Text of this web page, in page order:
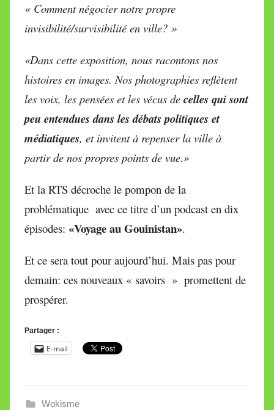
« Comment négocier notre propre
invisibilité/survisibilité en ville? »
«Dans cette exposition, nous racontons nos
histoires en images. Nos photographies reflètent
les voix, les pensées et les vécus de celles qui sont
peu entendues dans les débats politiques et
médiatiques, et invitent à repenser la ville à
partir de nos propres points de vue.»
Et la RTS décroche le pompon de la
problématique avec ce titre d’un podcast en dix
épisodes: «Voyage au Gouinistan».
Et ce sera tout pour aujourd’hui. Mais pas pour
demain: ces nouveaux « savoirs » promettent de
prospérer.
Partager :
E-mail
Wokisme